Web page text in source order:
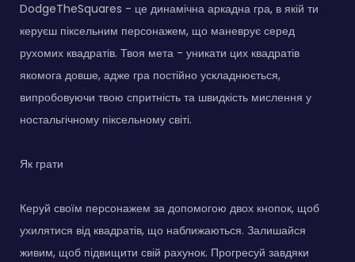
DodgeTheSquares - це динамічна аркадна гра, в якій ти
керуєш піксельним персонажем, що маневрує серед
рухомих квадратів. Твоя мета - уникати цих квадратів
якомога довше, адже гра постійно ускладнюється,
випробовуючи твою спритність та швидкість мислення у
ностальгічному піксельному світі.
Як грати
Керуй своїм персонажем за допомогою двох кнопок, щоб
ухилятися від квадратів, що наближаються. Залишайся
живим, щоб підвищити свій рахунок. Прогресуй завдяки